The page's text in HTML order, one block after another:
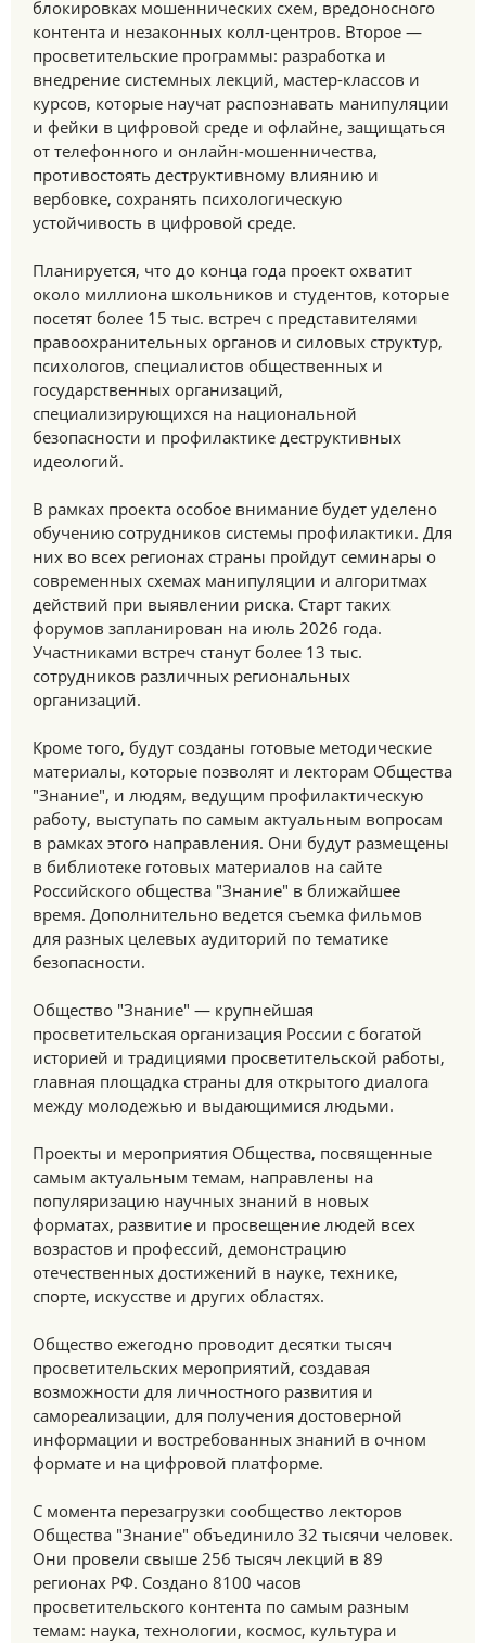
блокировках мошеннических схем, вредоносного
контента и незаконных колл-центров. Второе —
просветительские программы: разработка и
внедрение системных лекций, мастер-классов и
курсов, которые научат распознавать манипуляции
и фейки в цифровой среде и офлайне, защищаться
от телефонного и онлайн-мошенничества,
противостоять деструктивному влиянию и
вербовке, сохранять психологическую
устойчивость в цифровой среде.
Планируется, что до конца года проект охватит
около миллиона школьников и студентов, которые
посетят более 15 тыс. встреч с представителями
правоохранительных органов и силовых структур,
психологов, специалистов общественных и
государственных организаций,
специализирующихся на национальной
безопасности и профилактике деструктивных
идеологий.
В рамках проекта особое внимание будет уделено
обучению сотрудников системы профилактики. Для
них во всех регионах страны пройдут семинары о
современных схемах манипуляции и алгоритмах
действий при выявлении риска. Старт таких
форумов запланирован на июль 2026 года.
Участниками встреч станут более 13 тыс.
сотрудников различных региональных
организаций.
Кроме того, будут созданы готовые методические
материалы, которые позволят и лекторам Общества
"Знание", и людям, ведущим профилактическую
работу, выступать по самым актуальным вопросам
в рамках этого направления. Они будут размещены
в библиотеке готовых материалов на сайте
Российского общества "Знание" в ближайшее
время. Дополнительно ведется съемка фильмов
для разных целевых аудиторий по тематике
безопасности.
Общество "Знание" — крупнейшая
просветительская организация России с богатой
историей и традициями просветительской работы,
главная площадка страны для открытого диалога
между молодежью и выдающимися людьми.
Проекты и мероприятия Общества, посвященные
самым актуальным темам, направлены на
популяризацию научных знаний в новых
форматах, развитие и просвещение людей всех
возрастов и профессий, демонстрацию
отечественных достижений в науке, технике,
спорте, искусстве и других областях.
Общество ежегодно проводит десятки тысяч
просветительских мероприятий, создавая
возможности для личностного развития и
самореализации, для получения достоверной
информации и востребованных знаний в очном
формате и на цифровой платформе.
С момента перезагрузки сообщество лекторов
Общества "Знание" объединило 32 тысячи человек.
Они провели свыше 256 тысяч лекций в 89
регионах РФ. Создано 8100 часов
просветительского контента по самым разным
темам: наука, технологии, космос, культура и